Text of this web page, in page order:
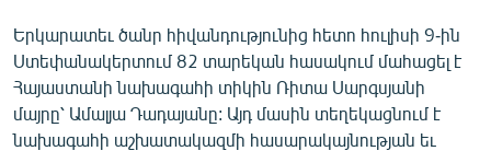
ՏՆՏԵՍՈՒԹՅՈՒՆ
ՂԱՐԱԲԱՂ
ՊԱՏԵՐԱԶՄԻ 6 ՇԱԲԱԹՆԵՐԸ
Երկարատեւ ծանր հիվանդությունից հետո հուլիսի 9-ին
Ստեփանակերտում 82 տարեկան հասակում մահացել է
Հայաստանի նախագահի տիկին Ռիտա Սարգսյանի
մայրը՝ Ամալյա Դադայանը: Այդ մասին տեղեկացնում է
նախագահի աշխատակազմի հասարակայնության եւ